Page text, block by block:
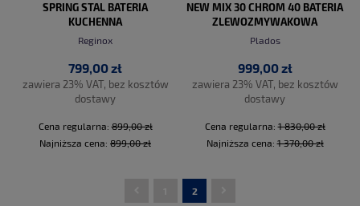
SPRING STAL BATERIA
KUCHENNA
Reginox
799,00 zł
zawiera 23% VAT, bez kosztów
dostawy
Cena regularna:899,00 zł
Najniższa cena: 899,00 zł
NEW MIX 30 CHROM 40 BATERIA
ZLEWOZMYWAKOWA
Plados
999,00 zł
zawiera 23% VAT, bez kosztów
dostawy
Cena regularna:1 830,00 zł
Najniższa cena:1 370,00 zł
2